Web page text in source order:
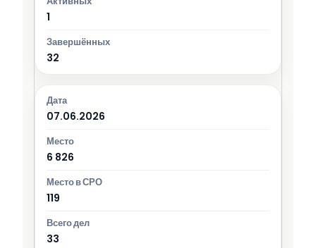
1
32
07.06.2026
6 826
119
33